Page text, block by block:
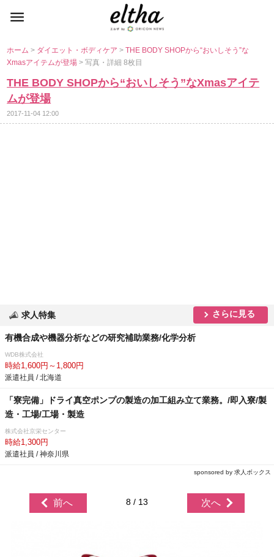
ホーム> ダイエット・ボディケア>THE BODY SHOPから“おいしそう”な
Xmasアイテムが登場> 写真・詳細 8枚目
THE BODY SHOPから“おいしそう”なXmasアイテ
ムが登場
2017-11-04 12:00
求人特集 さらに見る
有機合成や機器分析などの研究補助業務/化学分析
WDB株式会社
時給1,600円～1,800円
派遣社員 / 北海道
「寮完備」ドライ真空ポンプの製造の加工組み立て業務。/即入寮/製
造・工場/工場・製造
株式会社京栄センター
時給1,300円
派遣社員 / 神奈川県
sponsored by 求人ボックス
前へ 8 / 13 次へ